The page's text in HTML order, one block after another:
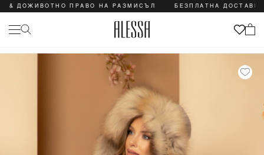
ПРАВО НА РАЗМИСЪЛ БЕЗПЛАТНА ДОСТАВКА &